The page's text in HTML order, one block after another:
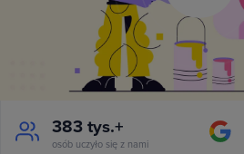
383 tys.+
osób uczyło się z nami